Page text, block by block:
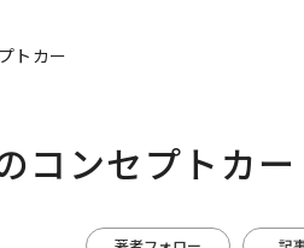
トカー
コンセプトカー